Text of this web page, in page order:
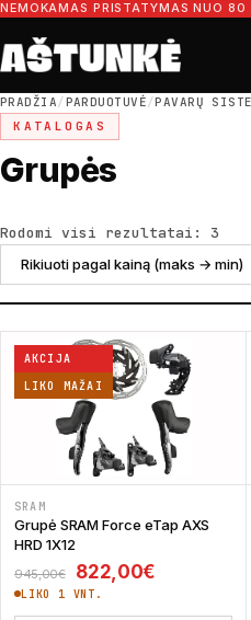
Pereiti prie turinio
NEMOKAMAS PRISTATYMAS NUO 80
Ieškoti dalių
Ieškoti
PRADŽIA/PARDUOTUVĖ/PAVARŲ
KATALOGAS
Grupės
Rodomi visi rezultatai: 3
AKCIJA
LIKO MAŽAI
SRAM
Grupė SRAM Force eTap AXS
HRD 1X12
945,00€ Original price was:
822,00€ Current
LIKO 1 VNT.